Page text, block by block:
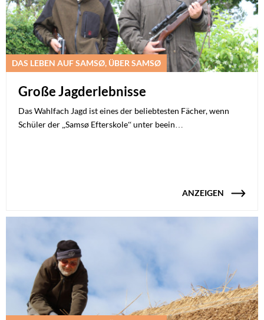
DAS LEBEN AUF SAMSØ, ÜBER SAMSØ
Große Jagderlebnisse
Das Wahlfach Jagd ist eines der beliebtesten Fächer, wenn
Schüler der „Samsø Efterskole“ unter beein…
ANZEIGEN